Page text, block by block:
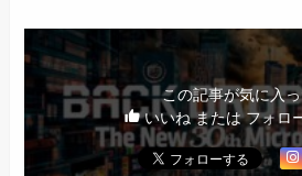
この記事が気に入
いいね または フォロ